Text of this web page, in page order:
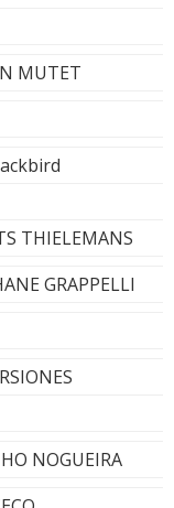
MUTET
THIELEMANS
GRAPPELLI
NOGUEIRA